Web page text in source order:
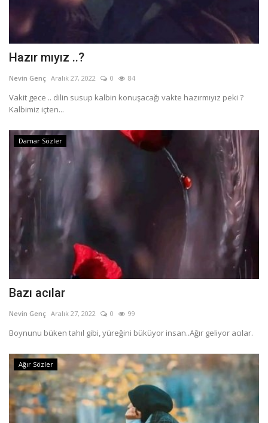
Hazır mıyız ..?
Nevin Genç Aralık 27, 2022 0 84
Vakit gece .. dilin susup kalbin konuşacağı vakte hazırmıyız peki ?
Kalbimiz içten...
Damar Sözler
Bazı acılar
Nevin Genç Aralık 27, 2022 0 99
Boynunu büken tahıl gibi, yüreğini büküyor insan..Ağır geliyor acılar.
Ağır Sözler